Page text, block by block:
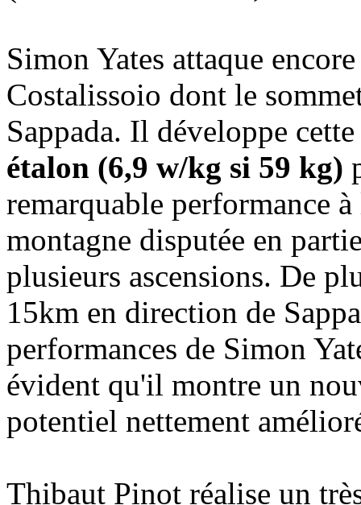
Simon Yates attaque
Costalissoio dont le
Sappada. Il développe
étalon (6,9 w/kg si 59 kg)
remarquable performance
montagne disputée en
plusieurs ascensions. De
15km en direction de
performances de Simon
évident qu'il montre un
potentiel nettement
Thibaut Pinot réalise un